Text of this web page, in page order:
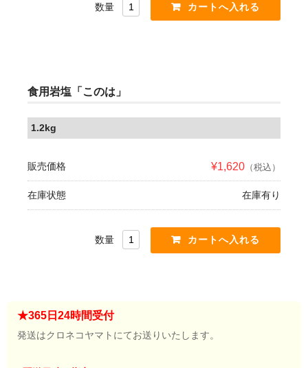
数量
食用岩塩「このは」
1.2kg
販売価格 ¥1,620 （税込）
在庫状態 在庫有り
数量
★365日24時間受付
発送はクロネコヤマトにてお送りいたします。